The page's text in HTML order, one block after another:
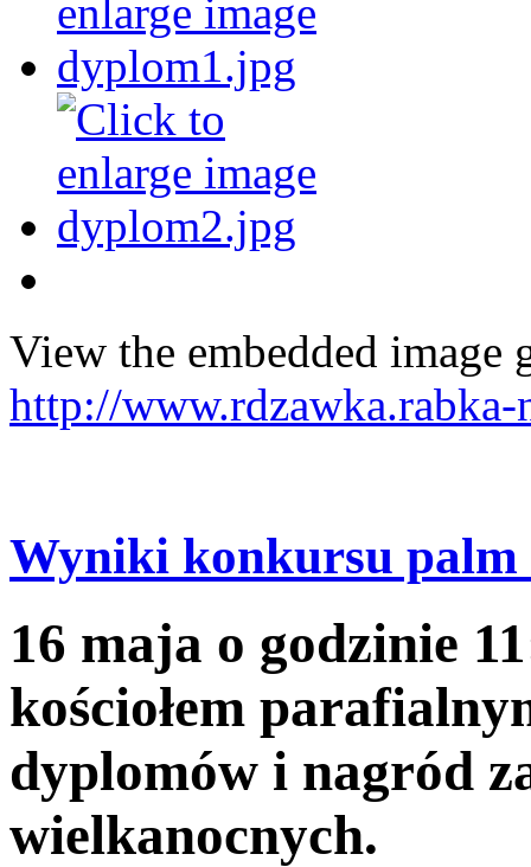
View the embedded image
http://
Wyniki konkursu palm
16 maja o godzinie
kościołem
dyplomów i nagród
wielkanocnych.